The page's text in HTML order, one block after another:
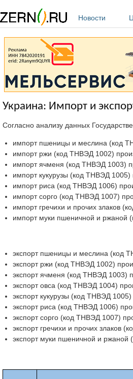
Новости
Украина: Импорт и
Согласно анализу данных
импорт пшеницы и меслина (код
импорт ржи (код ТНВЭД 1002)
импорт ячменя (код ТНВЭД 1003)
импорт кукурузы (код ТНВЭД
импорт риса (код ТНВЭД 1006)
импорт сорго (код ТНВЭД 1007)
импорт гречихи и прочих злаков
импорт муки пшеничной и ржаной
экспорт пшеницы и меслина (код
экспорт ржи (код ТНВЭД 1002)
экспорт ячменя (код ТНВЭД 1003)
экспорт овса (код ТНВЭД 1004)
экспорт кукурузы (код ТНВЭД
экспорт риса (код ТНВЭД 1006)
экспорт сорго (код ТНВЭД 1007)
экспорт гречихи и прочих злаков
экспорт муки пшеничной и